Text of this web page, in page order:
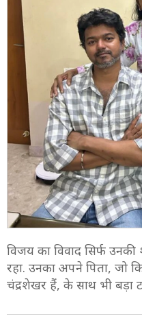
विजय का विवाद सिर्फ
रहा. उनका अपने पिता, जो
चंद्रशेखर हैं, के साथ भी बड़ा